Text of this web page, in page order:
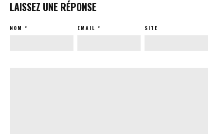
LAISSEZ UNE RÉPONSE
NOM * EMAIL * SITE